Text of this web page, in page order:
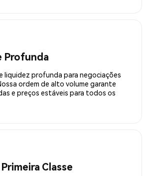
Profunda
liquidez profunda para negociações
ordem de alto volume garante
e preços estáveis para todos os
Classe